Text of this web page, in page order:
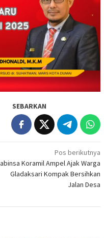
SEBARKAN
Pos berikutnya
Koramil Ampel Ajak Warga
Gladaksari Kompak Bersihkan
Jalan Desa